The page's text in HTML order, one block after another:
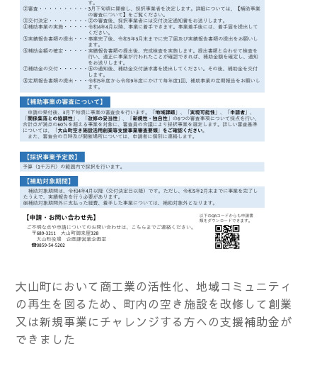
大山町において商工業の活性化、地域コミュニティ
の再生を図るため、町内の空き施設を改修して創業
又は新規事業にチャレンジする方への支援補助金が
できました